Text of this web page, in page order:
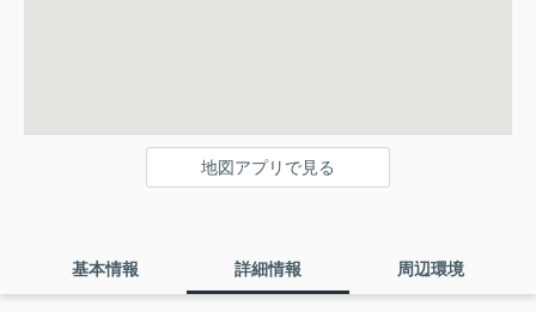
地図アプリで見る
基本情報 詳細情報 周辺環境